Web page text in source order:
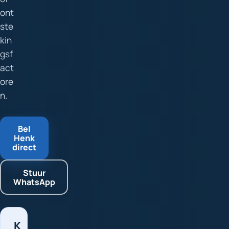
ont
ste
kin
gsf
act
ore
n.
Bel
Henk
direct
Stuur
WhatsApp
K